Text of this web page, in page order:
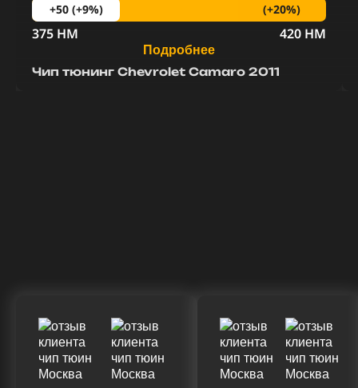
Чип тюнинг Chevrolet Camaro 2011
+50 (+9%) (+20%)
375 HM
420 HM
Подробнее